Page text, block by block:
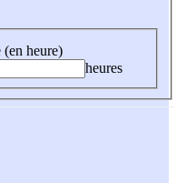
heure)
heures